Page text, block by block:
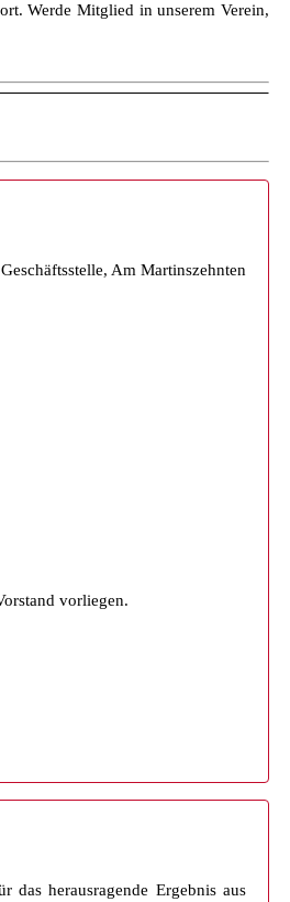
Werde Mitglied in unserem Verein,
Am Martinszehnten
vorliegen.
das herausragende Ergebnis aus